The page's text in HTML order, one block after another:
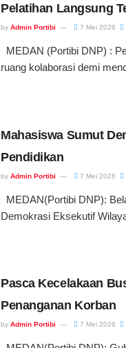
Pelatihan Langsung
by Admin Portibi 7 Mei 2026
MEDAN (Portibi DNP) :
ruang kolaborasi demi
Mahasiswa Sumut
Pendidikan
by Admin Portibi 7 Mei 2026
MEDAN(Portibi DNP):
Demokrasi Eksekutif
Pasca Kecelakaan
Penanganan Korban
by Admin Portibi 7 Mei 2026